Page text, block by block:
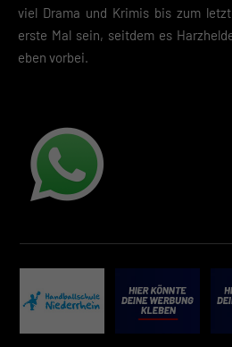
viel Drama und Krimis bis zum
erste Mal sein, seitdem es
eben vorbei.